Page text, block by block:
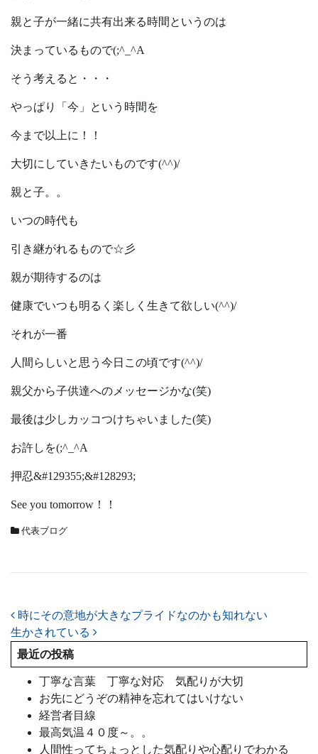
親と子が一緒に共有出来る時間というのは
決まっているもので(;^_^A
そう考えると・・・
やっぱり「今」という時間を
今まで以上に！！
大切にしていきたいものです(^^)/
親と子。。
いつの時代も
引き継がれるもので☆彡
親が期待するのは
健康でいつも明るく楽しく生きて欲しい(^^)/
それが一番
人間らしいと思う今日この頃です(^^)/
親父から子供達へのメッセージかな(笑)
最後は少しカッコつけちゃいました(笑)
お許しを(;^_^A
押忍&#129355;&#128293;
See you tomorrow！！
代表ブログ
投稿ナビゲーション
時にその意地が大きなプライドなのかも知れない
生かされている
最近の投稿
丁寧な言葉 丁寧な対応 気配りが大切
お先にどうぞの精神を忘れてはいけない
経営者目線
最高気温４０度～。。
人間性ってちょっとした気配りや心配りでわかる